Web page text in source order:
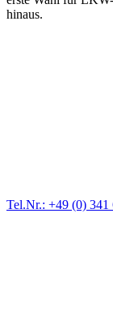
hinaus.
Tel.Nr.: +49 (0) 341